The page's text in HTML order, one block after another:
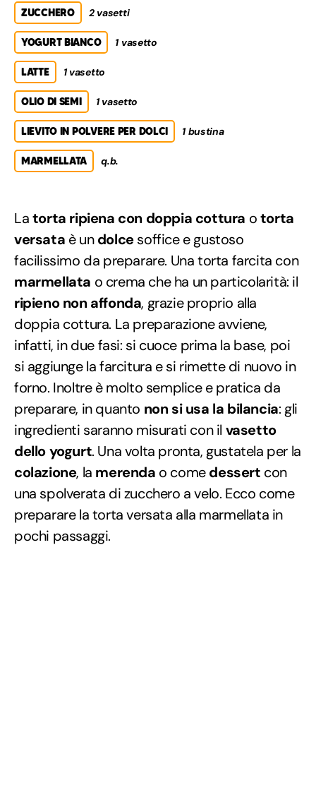
ZUCCHERO 2 vasetti
YOGURT BIANCO 1 vasetto
LATTE 1 vasetto
OLIO DI SEMI 1 vasetto
LIEVITO IN POLVERE PER DOLCI 1 bustina
MARMELLATA q.b.
Latorta ripiena con doppia cottura otorta
versata è undolcesoffice e gustoso
facilissimo da preparare. Una torta farcita con
marmellata o crema che ha un particolarità: il
ripieno non affonda, grazie proprio alla
doppia cottura. La preparazione avviene,
infatti, in due fasi: si cuoce prima la base, poi
si aggiunge la farcitura e si rimette di nuovo in
forno. Inoltre è molto semplice e pratica da
preparare, in quanto non si usa la bilancia: gli
ingredienti saranno misurati con il vasetto
delloyogurt. Una volta pronta, gustatela per la
colazione, la merenda o comedessert con
una spolverata di zucchero a velo. Ecco come
preparare la torta versata alla marmellata in
pochi passaggi.